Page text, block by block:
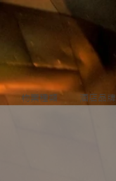
物業種類 酒店品牌